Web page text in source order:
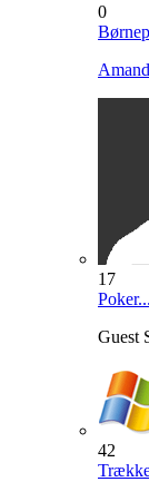
0
17
Guest
42